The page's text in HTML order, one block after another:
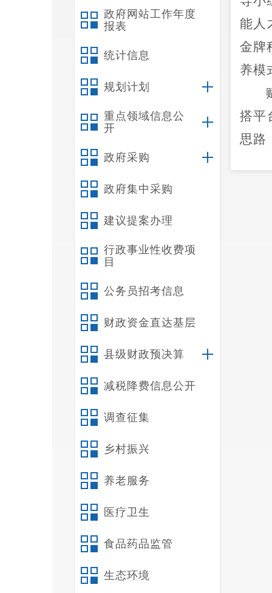
政府网站工作年度
报表
统计信息
规划计划
重点领域信息公
开
政府采购
政府集中采购
建议提案办理
行政事业性收费项
目
公务员招考信息
财政资金直达基层
县级财政预决算
减税降费信息公开
调查征集
乡村振兴
养老服务
医疗卫生
食品药品监管
生态环境
能人
金牌
养模
搭平
思路